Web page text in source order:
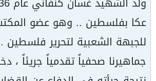
عكا بفلسطين .. وهو عضو
للجبهة الشعبية لتحرير فلسطين
جماهيرنا صحفياً تقدمياً جريئاً ،